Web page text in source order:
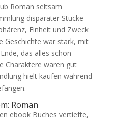
Roman seltsam
disparater Stücke
Einheit und Zweck
Geschichte war stark, mit
das alles schön
Charaktere waren gut
hielt kaufen während
Roman
ebook Buches vertiefte,